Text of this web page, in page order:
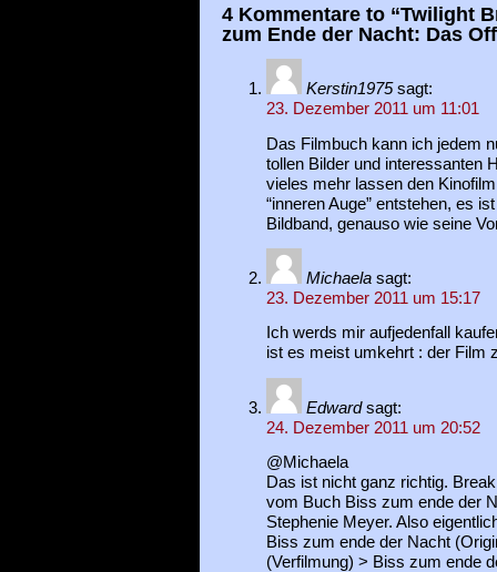
4 Kommentare to “Twilight
zum Ende der Nacht: Das
Kerstin1975 sagt:
23. Dezember 2011 um 11:01
Das Filmbuch kann ich jedem
tollen Bilder und interessanten
vieles mehr lassen den
“inneren Auge” entstehen, es
Bildband, genauso wie seine
Michaela sagt:
23. Dezember 2011 um 15:17
Ich werds mir aufjedenfall
ist es meist umkehrt : der Film
Edward sagt:
24. Dezember 2011 um 20:52
@Michaela
Das ist nicht ganz richtig.
vom Buch Biss zum ende der
Stephenie Meyer. Also
Biss zum ende der Nacht
(Verfilmung) > Biss zum ende